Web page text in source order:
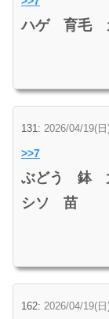
ハゲ 育毛
131: 2026/04/19(
>>7
ぶどう 鉢
シソ 苗
162: 2026/04/19(